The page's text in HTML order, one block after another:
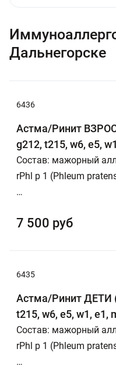
Дальнегорске
6436
Астма/Ринит
g212, t215, w6, e5,
Состав: мажорный
rPhl p 1 (Phleum
…
7 500 руб
6435
Астма/Ринит ДЕТИ
t215, w6, e5, w1, e1,
Состав: мажорный
rPhl p 1 (Phleum
…